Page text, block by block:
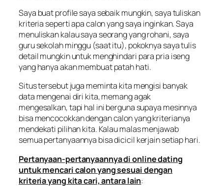
Saya buat profile saya sebaik mungkin, saya tuliskan
kriteria seperti apa calon yang saya inginkan. Saya
menuliskan kalau saya seorang yang rohani, saya
guru sekolah minggu (saat itu), pokoknya saya tulis
detail mungkin untuk menghindari para pria iseng
yang hanya akan membuat patah hati.
Situs tersebut juga meminta kita mengisi banyak
data mengenai diri kita, memang agak
mengesalkan, tapi hal ini berguna supaya mesinnya
bisa mencocokkan dengan calon yang kriterianya
mendekati pilihan kita. Kalau malas menjawab
semua pertanyaannya bisa dicicil kerjain setiap hari.
Pertanyaan-pertanyaannya di online dating
untuk mencari calon yang sesuai dengan
kriteria yang kita cari, antara lain: